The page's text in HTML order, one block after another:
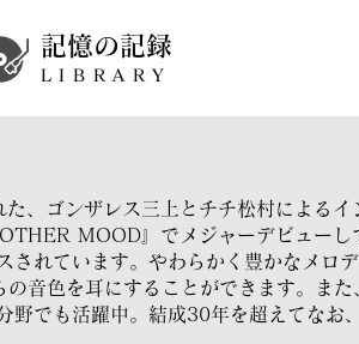
記憶の記録
LIBRARY
ゴンザレス三上とチチ松村によるイ
MOOD』でメジャーデビュー
されています。やわらかく豊かなメロ
音色を耳にすることができます。また
野でも活躍中。結成30年を超えてなお